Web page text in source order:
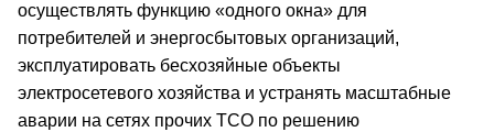
осуществлять функцию «одного окна» для
потребителей и энергосбытовых организаций,
эксплуатировать бесхозяйные объекты
электросетевого хозяйства и устранять масштабные
аварии на сетях прочих ТСО по решению